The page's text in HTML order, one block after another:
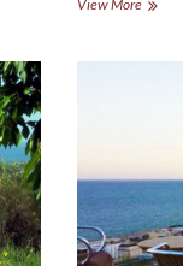
View More